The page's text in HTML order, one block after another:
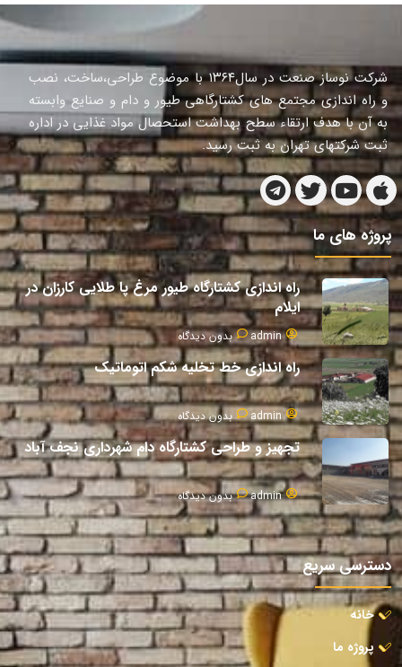
شرکت نوساز صنعت در سال١٣٦٤ با موضوع طراحی،ساخت، نصب
و راه اندازی مجتمع های کشتارگاهی طیور و دام و صنایع وابسته
به آن با هدف ارتقاء سطح بهداشت استحصال مواد غذایی در اداره
ثبت شرکتهای تهران به ثبت رسید.
پروژه های ما
راه اندازی کشتارگاه طیور مرغ پا طلایی کارزان در
ایلام
admin بدون دیدگاه
راه اندازی خط تخلیه شکم اتوماتیک
admin بدون دیدگاه
تجهیز و طراحی کشتارگاه دام شهرداری نجف آباد
admin بدون دیدگاه
دسترسی سریع
خانه
پروژه ما